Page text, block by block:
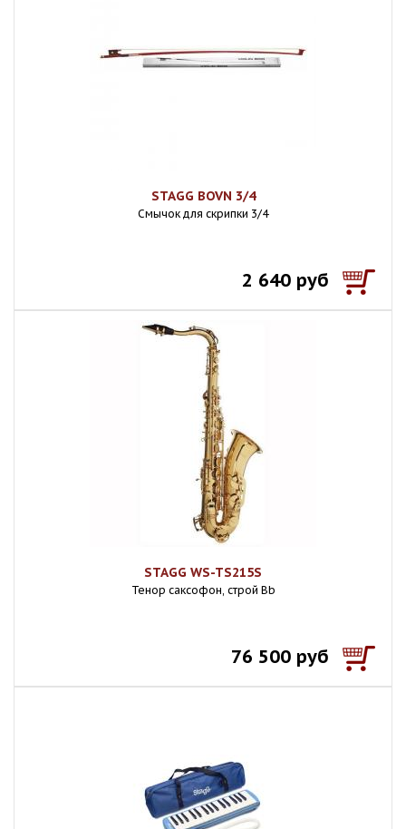
STAGG BOVN 3/4
Смычок для скрипки 3/4
2 640 руб
STAGG WS-TS215S
Тенор саксофон, строй Bb
76 500 руб